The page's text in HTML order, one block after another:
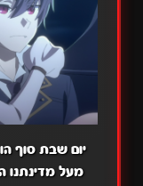
יום שבת סוף
מעל מדינתנו